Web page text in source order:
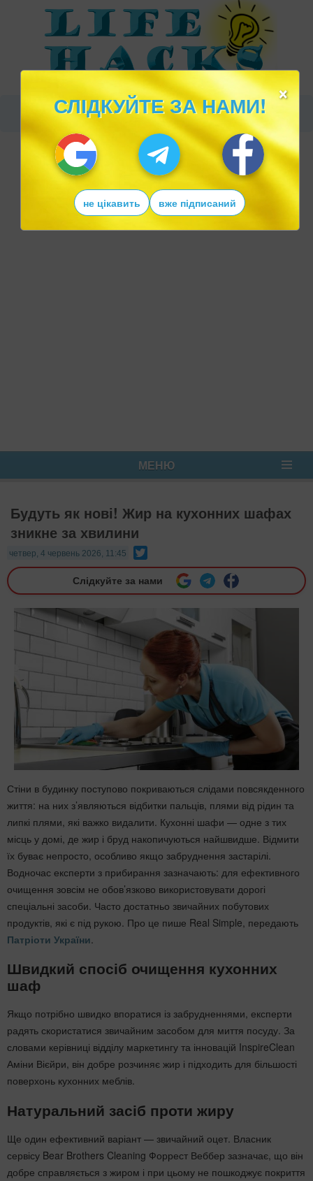
МЕНЮ
Будуть як нові! Жир на кухонних шафах
зникне за хвилини
четвер, 4 червень 2026, 11:45
Слідкуйте за нами
Стіни в будинку поступово покриваються слідами повсякденного
життя: на них з’являються відбитки пальців, плями від рідин та
липкі плями, які важко видалити. Кухонні шафи — одне з тих
місць у домі, де жир і бруд накопичуються найшвидше. Відмити
їх буває непросто, особливо якщо забруднення застарілі.
Водночас експерти з прибирання зазначають: для ефективного
очищення зовсім не обов’язково використовувати дорогі
спеціальні засоби. Часто достатньо звичайних побутових
продуктів, які є під рукою. Про це пише Real Simple, передають
Патріоти України
Швидкий спосіб очищення кухонних
шаф
Якщо потрібно швидко впоратися із забрудненнями, експерти
радять скористатися звичайним засобом для миття посуду. За
словами керівниці відділу маркетингу та інновацій InspireClean
Аміни Вієйри, він добре розчиняє жир і підходить для більшості
поверхонь кухонних меблів.
Натуральний засіб проти жиру
Ще один ефективний варіант — звичайний оцет. Власник
сервісу Bear Brothers Cleaning Форрест Веббер зазначає, що він
добре справляється з жиром і при цьому не пошкоджує покриття
×
СЛІДКУЙТЕ ЗА НАМИ!
не цікавить вже підписаний